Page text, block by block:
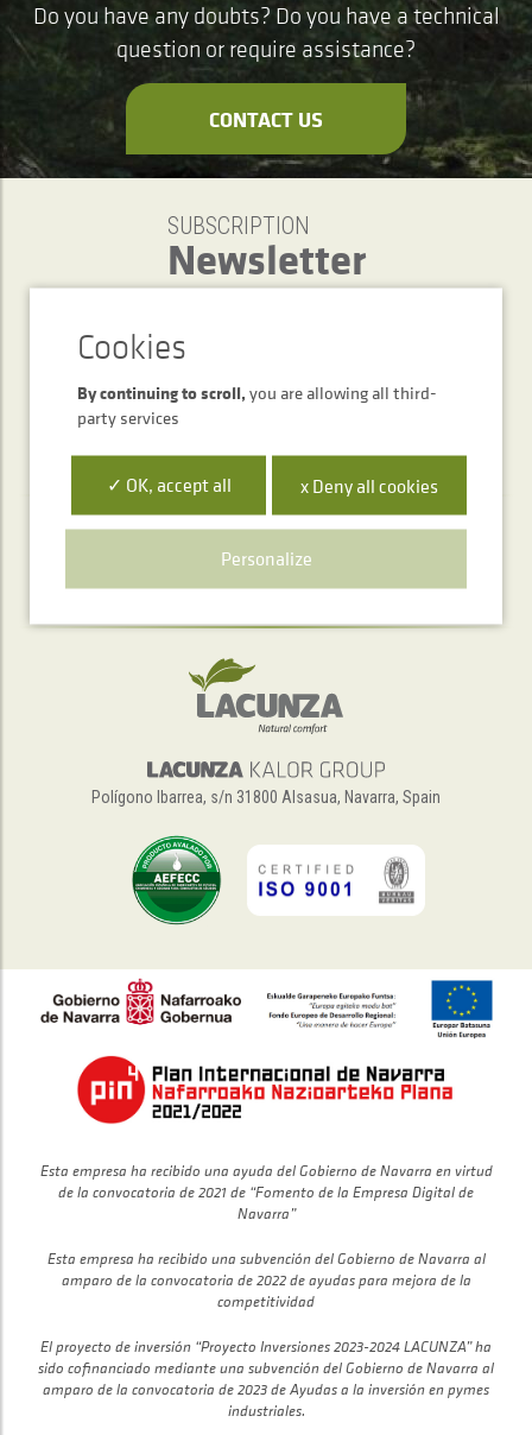
Do you have any doubts? Do you have a technical
question or require assistance?
CONTACT US
SUBSCRIPTION
Newsletter
+34 948 563 511
Polígono Ibarrea, s/n 31800 Alsasua, Navarra, Spain
Esta empresa ha recibido una ayuda del Gobierno de Navarra en virtud
de la convocatoria de 2021 de “Fomento de la Empresa Digital de
Navarra”
Esta empresa ha recibido una subvención del Gobierno de Navarra al
amparo de la convocatoria de 2022 de ayudas para mejora de la
competitividad
El proyecto de inversión “Proyecto Inversiones 2023-2024 LACUNZA” ha
sido cofinanciado mediante una subvención del Gobierno de Navarra al
amparo de la convocatoria de 2023 de Ayudas a la inversión en pymes
industriales.
By continuing to scroll,you are allowing all third-
party services
✓ OK, accept all x Deny all cookies
Personalize